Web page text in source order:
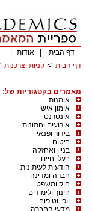
דף הבית
אודות
דף הבית
קניות וצרכנות
מאמרים בקטגוריות של:
אומנות
אימון אישי
אינטרנט
אירועים וחתונות
בידור ופנאי
ביטוח
בניין ואחזקה
בעלי חיים
הודעות לעיתונות
חברה ומדינה
חוק ומשפט
חינוך ולימודים
יופי וטיפוח
מדעי החברה